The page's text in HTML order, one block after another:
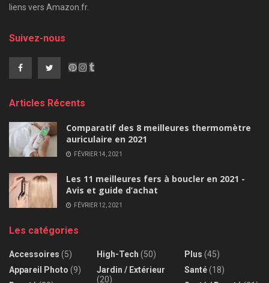
liens vers Amazon.fr.
Suivez-nous
Articles Récents
Comparatif des 8 meilleures thermomètre
auriculaire en 2021
FÉVRIER 14, 2021
Les 11 meilleures fers à boucler en 2021 -
Avis et guide d’achat
FÉVRIER 12, 2021
Les catégories
Accessoires (5)
Appareil Photo (9)
High-Tech (50)
Jardin / Extérieur
(20)
Plus (45)
Santé(18)